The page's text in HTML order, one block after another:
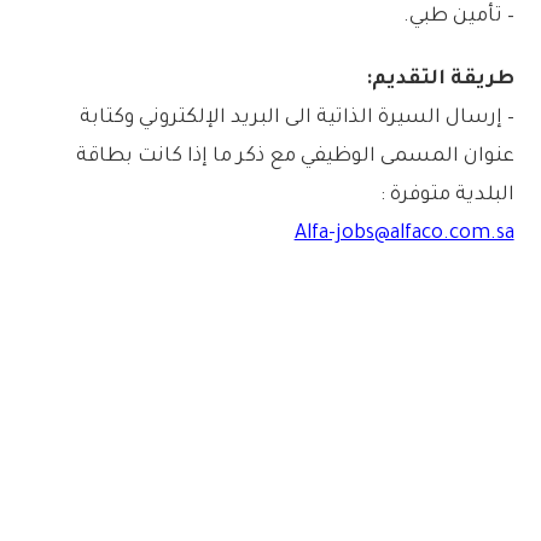
– تأمين طبي.
طريقة التقديم:
– إرسال السيرة الذاتية الى البريد الإلكتروني وكتابة
عنوان المسمى الوظيفي مع ذكر ما إذا كانت بطاقة
البلدية متوفرة :
Alfa-jobs@alfaco.com.sa